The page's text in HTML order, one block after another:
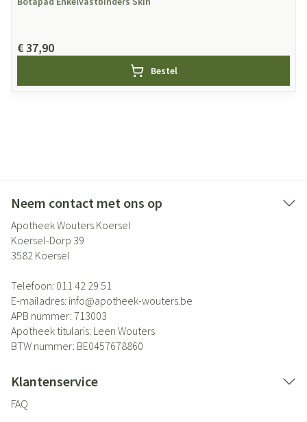
€ 37,90
Bestel
Neem contact met ons op
Apotheek Wouters Koersel
Koersel-Dorp 39
3582 Koersel
Telefoon: 011 42 29 51
E-mailadres: info@apotheek-wouters.be
APB nummer: 713003
Apotheek titularis: Leen Wouters
BTW nummer: BE0457678860
Klantenservice
FAQ